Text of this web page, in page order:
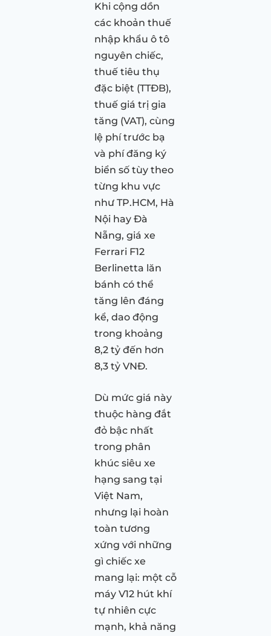
Khi cộng dồn
các khoản thuế
nhập khẩu ô tô
nguyên chiếc,
thuế tiêu thụ
đặc biệt (TTĐB),
thuế giá trị gia
tăng (VAT), cùng
lệ phí trước bạ
và phí đăng ký
biển số tùy theo
từng khu vực
như TP.HCM, Hà
Nội hay Đà
Nẵng, giá xe
Ferrari F12
Berlinetta lăn
bánh có thể
tăng lên đáng
kể, dao động
trong khoảng
8,2 tỷ đến hơn
8,3 tỷ VNĐ.
Dù mức giá này
thuộc hàng đắt
đỏ bậc nhất
trong phân
khúc siêu xe
hạng sang tại
Việt Nam,
nhưng lại hoàn
toàn tương
xứng với những
gì chiếc xe
mang lại: một cỗ
máy V12 hút khí
tự nhiên cực
mạnh, khả năng